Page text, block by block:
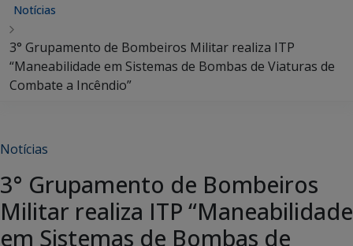
Notícias
3° Grupamento de Bombeiros Militar realiza ITP
“Maneabilidade em Sistemas de Bombas de Viaturas de
Combate a Incêndio”
Notícias
3° Grupamento de Bombeiros
Militar realiza ITP “Maneabilidade
em Sistemas de Bombas de